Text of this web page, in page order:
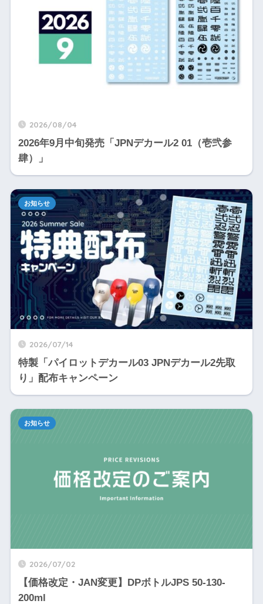
2026/08/04
2026年9月中旬発売「JPNデカール2 01（壱弐参
肆）」
2026/07/14
特製「パイロットデカール03 JPNデカール2先取
り」配布キャンペーン
お知らせ
2026/07/02
【価格改定・JAN変更】DPボトルJPS 50-130-
200ml
お知らせ